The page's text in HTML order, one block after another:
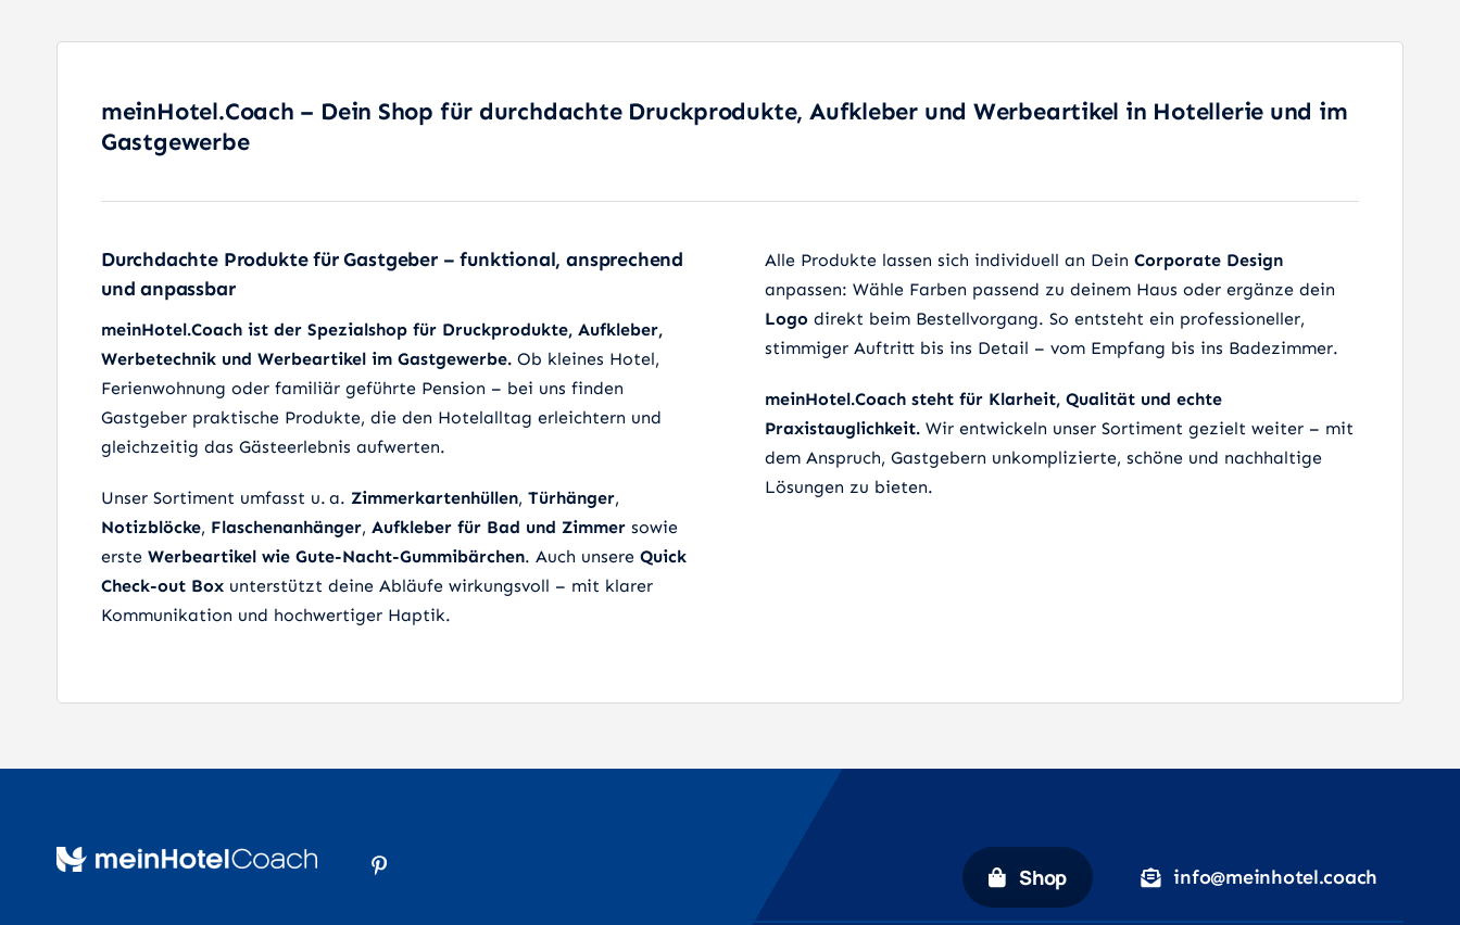
meinHotel.Coach – Dein Shop für durchdachte Druckprodukte, Aufkleber und Werbeartikel in Hotellerie und im
Gastgewerbe
Durchdachte Produkte für Gastgeber – funktional, ansprechend
und anpassbar
meinHotel.Coach ist der Spezialshop für Druckprodukte, Aufkleber,
Werbetechnik und Werbeartikel im Gastgewerbe.Ob kleines Hotel,
Ferienwohnung oder familiär geführte Pension – bei uns finden
Gastgeber praktische Produkte, die den Hotelalltag erleichtern und
gleichzeitig das Gästeerlebnis aufwerten.
Unser Sortiment umfasst u. a. Zimmerkartenhüllen, Türhänger,
Notizblöcke, Flaschenanhänger, Aufkleber für Bad und Zimmersowie
erste Werbeartikel wie Gute-Nacht-Gummibärchen. Auch unsere Quick
Check-out Boxunterstützt deine Abläufe wirkungsvoll – mit klarer
Kommunikation und hochwertiger Haptik.
Alle Produkte lassen sich individuell an Dein Corporate Design
anpassen: Wähle Farben passend zu deinem Haus oder ergänze dein
Logo direkt beim Bestellvorgang. So entsteht ein professioneller,
stimmiger Auftritt bis ins Detail – vom Empfang bis ins Badezimmer.
meinHotel.Coach steht für Klarheit, Qualität und echte
Praxistauglichkeit. Wir entwickeln unser Sortiment gezielt weiter – mit
dem Anspruch, Gastgebern unkomplizierte, schöne und nachhaltige
Lösungen zu bieten.
Shop info@meinhotel.coach